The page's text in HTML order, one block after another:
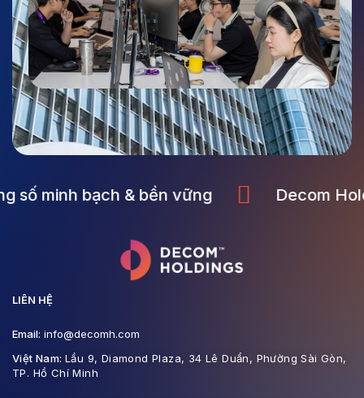
số minh bạch & bền vững Decom
LIÊN HỆ
Email: info@decomh.com
Việt Nam: Lầu 9, Diamond Plaza, 34 Lê Duẩn, Phường Sài Gòn,
TP. Hồ Chí Minh